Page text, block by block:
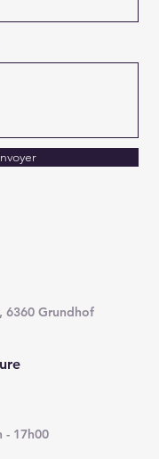
6360 Grundhof
- 17h00